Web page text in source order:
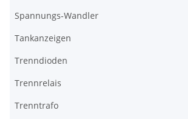
Spannungs-Wandler
Tankanzeigen
Trenndioden
Trennrelais
Trenntrafo